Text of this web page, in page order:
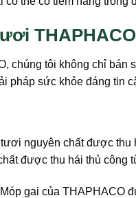
tôi không chỉ bán
pháp sức khỏe đáng tin
được thu hái thủ công
gai của THAPHACO